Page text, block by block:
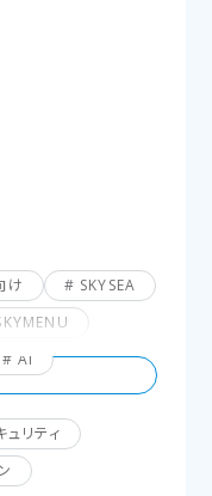
け
SKYSEA
AI
ュリティ